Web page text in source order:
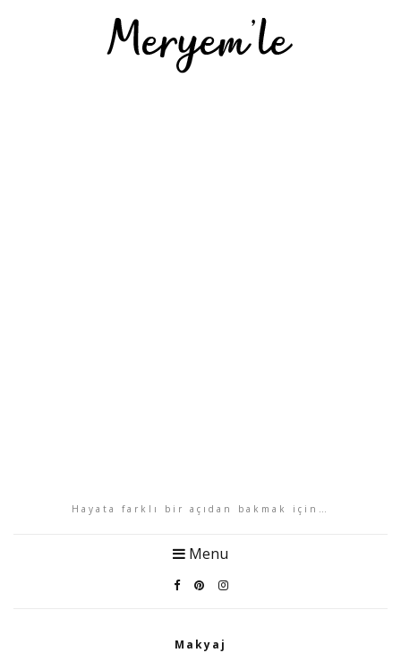
Hayata farklı bir açıdan bakmak için…
Menu
Makyaj